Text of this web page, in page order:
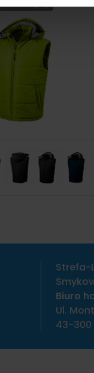
niedostępny
Strefa-
Biuro
Ul.
43-300